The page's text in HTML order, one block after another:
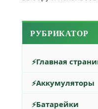
РУБРИКАТОР
Главная
Аккумуляторы
Батарейки